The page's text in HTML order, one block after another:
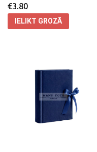
€3.80
IELIKT GROZĀ